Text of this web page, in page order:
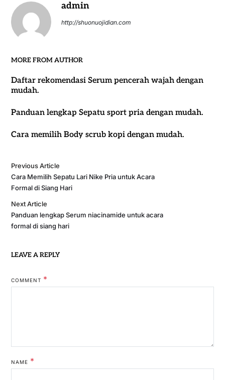
admin
http://shuonuojidian.com
MORE FROM AUTHOR
Daftar rekomendasi Serum pencerah wajah dengan
mudah.
Panduan lengkap Sepatu sport pria dengan mudah.
Cara memilih Body scrub kopi dengan mudah.
Previous Article
Cara Memilih Sepatu Lari Nike Pria untuk Acara
Formal di Siang Hari
Next Article
Panduan lengkap Serum niacinamide untuk acara
formal di siang hari
LEAVE A REPLY
COMMENT *
NAME *